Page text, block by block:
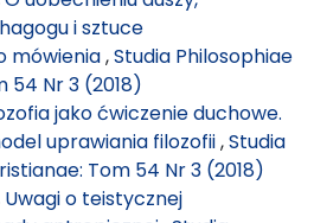
i sztuce
mówienia,Studia Philosophiae
54 Nr 3 (2018)
jako ćwiczenie duchowe.
uprawiania filozofii,Studia
Tom 54 Nr 3 (2018)
Uwagi o teistycznej